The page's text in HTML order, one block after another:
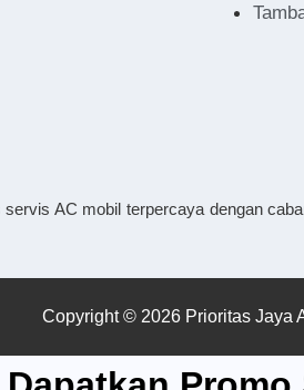
AC mobil terpercaya dengan
Copyright © 2026 Prioritas Jaya